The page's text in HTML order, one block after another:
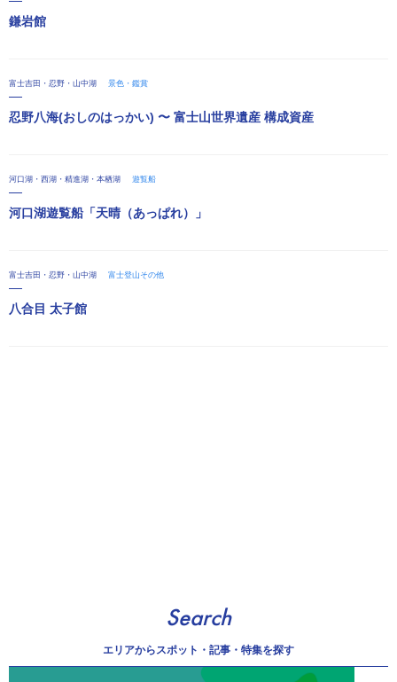
鎌岩館
富士吉田・忍野・山中湖 景色・鑑賞
忍野八海(おしのはっかい) 〜 富士山世界遺産 構成資産
河口湖・西湖・精進湖・本栖湖 遊覧船
河口湖遊覧船「天晴（あっぱれ）」
富士吉田・忍野・山中湖 富士登山その他
八合目 太子館
Search
エリアからスポット・記事・特集を探す